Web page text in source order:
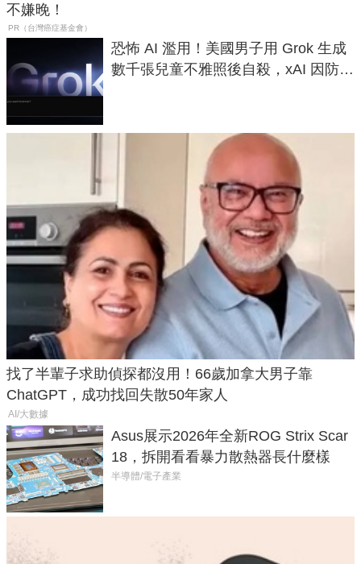
不嫌晚！
PR（台灣癌症基金會）
恐怖 AI 濫用！美國男子用 Grok 生成
數千張兒童不雅照後自殺，xAI 因防護
找了半輩子求助偵探都沒用！66歲加拿大男子靠
ChatGPT，成功找回失散50年家人
AI/大數據
Asus展示2026年全新ROG Strix Scar
18，拆開看看暴力散熱器長什麼樣
半導體/電子產業